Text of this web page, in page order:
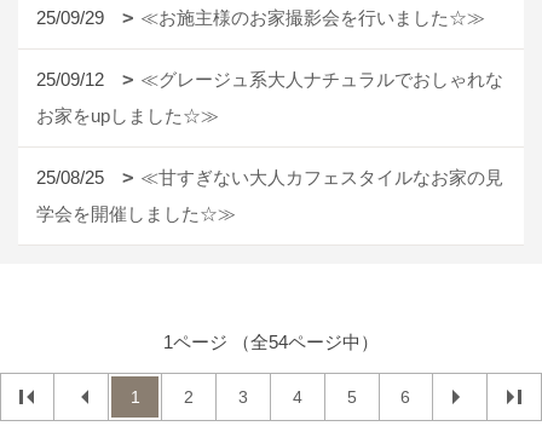
25/09/29 ≪お施主様のお家撮影会を行いました☆≫
25/09/12
≪グレージュ系大人ナチュラルでおしゃれな
お家をupしました☆≫
25/08/25
≪甘すぎない大人カフェスタイルなお家の見
学会を開催しました☆≫
1ページ （全54ページ中）
1 2 3 4 5 6